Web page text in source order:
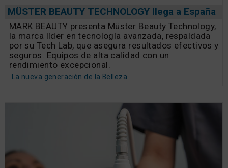
MÜSTER BEAUTY TECHNOLOGY llega a España
MARK BEAUTY presenta Müster Beauty Technology,
la marca líder en tecnología avanzada, respaldada
por su Tech Lab, que asegura resultados efectivos y
seguros. Equipos de alta calidad con un
rendimiento excepcional.
La nueva generación de la Belleza